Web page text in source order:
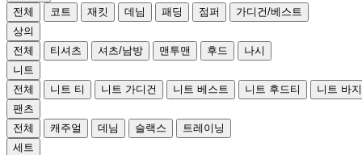
전체
코트 재킷 데님 패딩 점퍼
가디건/베스트
상의
전체
티셔츠 셔츠/남방 맨투맨 후드
나시
니트
전체
니트 티 니트 가디건 니트 베스트 니트 후드티
니트 바지
팬츠
전체
캐주얼 데님 슬랙스
트레이닝
세트